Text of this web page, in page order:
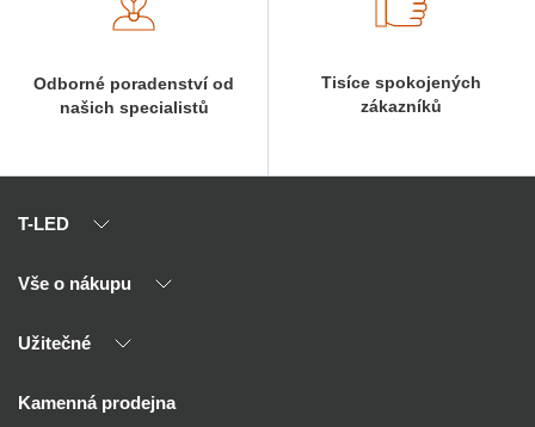
Odborné poradenství od
našich specialistů
Tisíce spokojených
zákazníků
T-LED
O nás
Kontakty
Vše o nákupu
Výhody T-LED
Montáž
Užitečné
Reklamace a vrácení
Kamenná prodejna